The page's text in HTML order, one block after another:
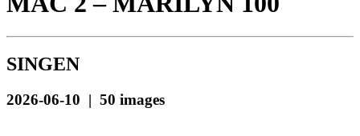
SINGEN
2026-06-10 | 50 images